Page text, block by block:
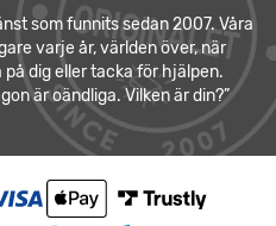
som funnits sedan 2007. Våra
varje år, världen över, när
dig eller tacka för hjälpen.
är oändliga. Vilken är din?”